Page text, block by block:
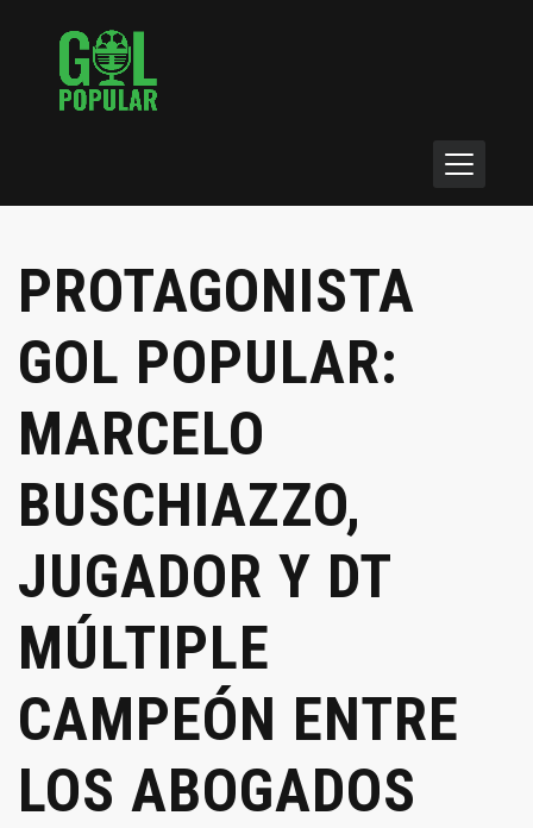
PROTAGONISTA
GOL POPULAR:
MARCELO
BUSCHIAZZO,
JUGADOR Y DT
MÚLTIPLE
CAMPEÓN ENTRE
LOS ABOGADOS